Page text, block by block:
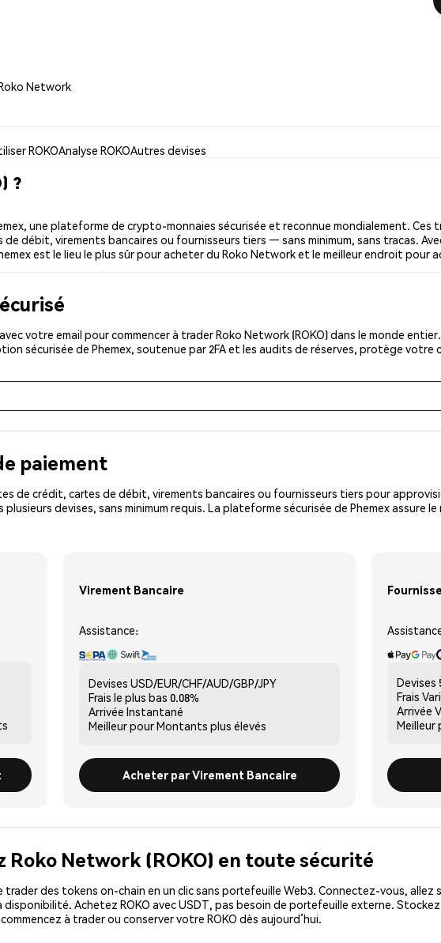
Network
ROKOAnalyse ROKOAutres devises
?
une plateforme de crypto-monnaies sécurisée et reconnue mondialement.
débit, virements bancaires ou fournisseurs tiers — sans minimum, sans tracas.
est le lieu le plus sûr pour acheter du Roko Network et le meilleur endroit pour
votre email pour commencer à trader Roko Network (ROKO) dans le monde
sécurisée de Phemex, soutenue par 2FA et les audits de réserves, protège
paiement
de crédit, cartes de débit, virements bancaires ou fournisseurs tiers pour
devises, sans minimum requis. La plateforme sécurisée de Phemex assure le
Virement Bancaire
Assistance:
Devises USD/EUR/CHF/AUD/GBP/JPY
Frais le plus bas 0.08%
Arrivée Instantané
Meilleur pourMontants plus élevés
Acheter par Virement Bancaire
Devises
Frais
Arrivée
Meilleur
Roko Network (ROKO) en toute sécurité
trader des tokens on-chain en un clic sans portefeuille Web3. Connectez-vous, allez
Achetez ROKO avec USDT, pas besoin de portefeuille externe.
à trader ou conserver votre ROKO dès aujourd’hui.